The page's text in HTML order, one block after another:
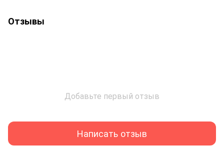
Отзывы
Добавьте первый отзыв
Написать отзыв